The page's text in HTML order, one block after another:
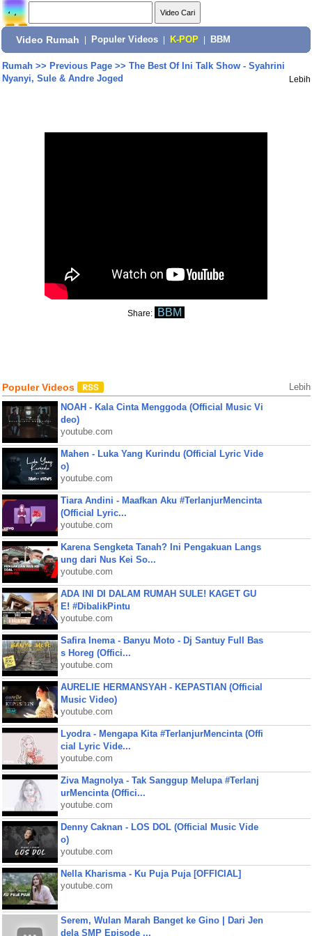
Video Rumah Populer Videos K-POP BBM
Rumah>> Previous Page>> The Best Of Ini Talk Show - Syahrini
Nyanyi, Sule & Andre Joged
Lebih
Share: BBM
Populer Videos Lebih
NOAH - Kala Cinta Menggoda (Official Music Vi
deo)
youtube.com
Mahen - Luka Yang Kurindu (Official Lyric Vide
o)
youtube.com
Tiara Andini - Maafkan Aku #TerlanjurMencinta
(Official Lyric...
youtube.com
Karena Sengketa Tanah? Ini Pengakuan Langs
ung dari Nus Kei So...
youtube.com
ADA INI DI DALAM RUMAH SULE! KAGET GU
E! #DibalikPintu
youtube.com
Safira Inema - Banyu Moto - Dj Santuy Full Bas
s Horeg (Offici...
youtube.com
AURELIE HERMANSYAH - KEPASTIAN (Official
Music Video)
youtube.com
Lyodra - Mengapa Kita #TerlanjurMencinta (Offi
cial Lyric Vide...
youtube.com
Ziva Magnolya - Tak Sanggup Melupa #Terlanj
urMencinta (Offici...
youtube.com
Denny Caknan - LOS DOL (Official Music Vide
o)
youtube.com
Nella Kharisma - Ku Puja Puja [OFFICIAL]
youtube.com
Serem, Wulan Marah Banget ke Gino | Dari Jen
dela SMP Episode ...